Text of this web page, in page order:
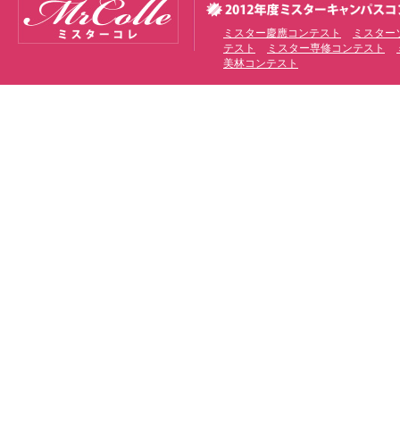
ミスター慶應コンテスト
ミスタ
テスト
ミスター専修コンテスト
美林コンテスト